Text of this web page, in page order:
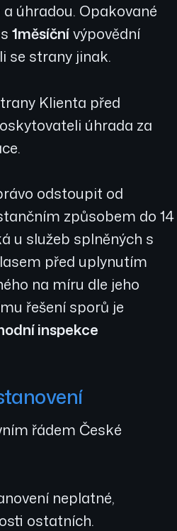
úhradou. Opakované
1měsíčnívýpovědní
se strany jinak.
Klienta před
úhrada za
odstoupit od
způsobem do 14
u služeb splněných s
před uplynutím
na míru dle jeho
řešení sporů je
inspekce
řádem České
neplatné,
ostatních.